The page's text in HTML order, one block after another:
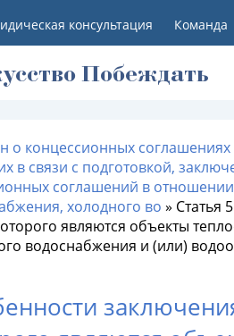
консультация Команда
Побеждать
о концессионных соглашениях
в связи с подготовкой,
соглашений в
холодного во » Статья
являются объекты
водоснабжения и (или)